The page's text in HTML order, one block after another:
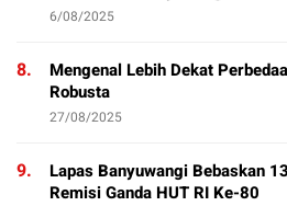
6/08/2025
8.
Mengenal Lebih Dekat
Robusta
27/08/2025
9.
Lapas Banyuwangi Bebaskan
Remisi Ganda HUT RI Ke-80